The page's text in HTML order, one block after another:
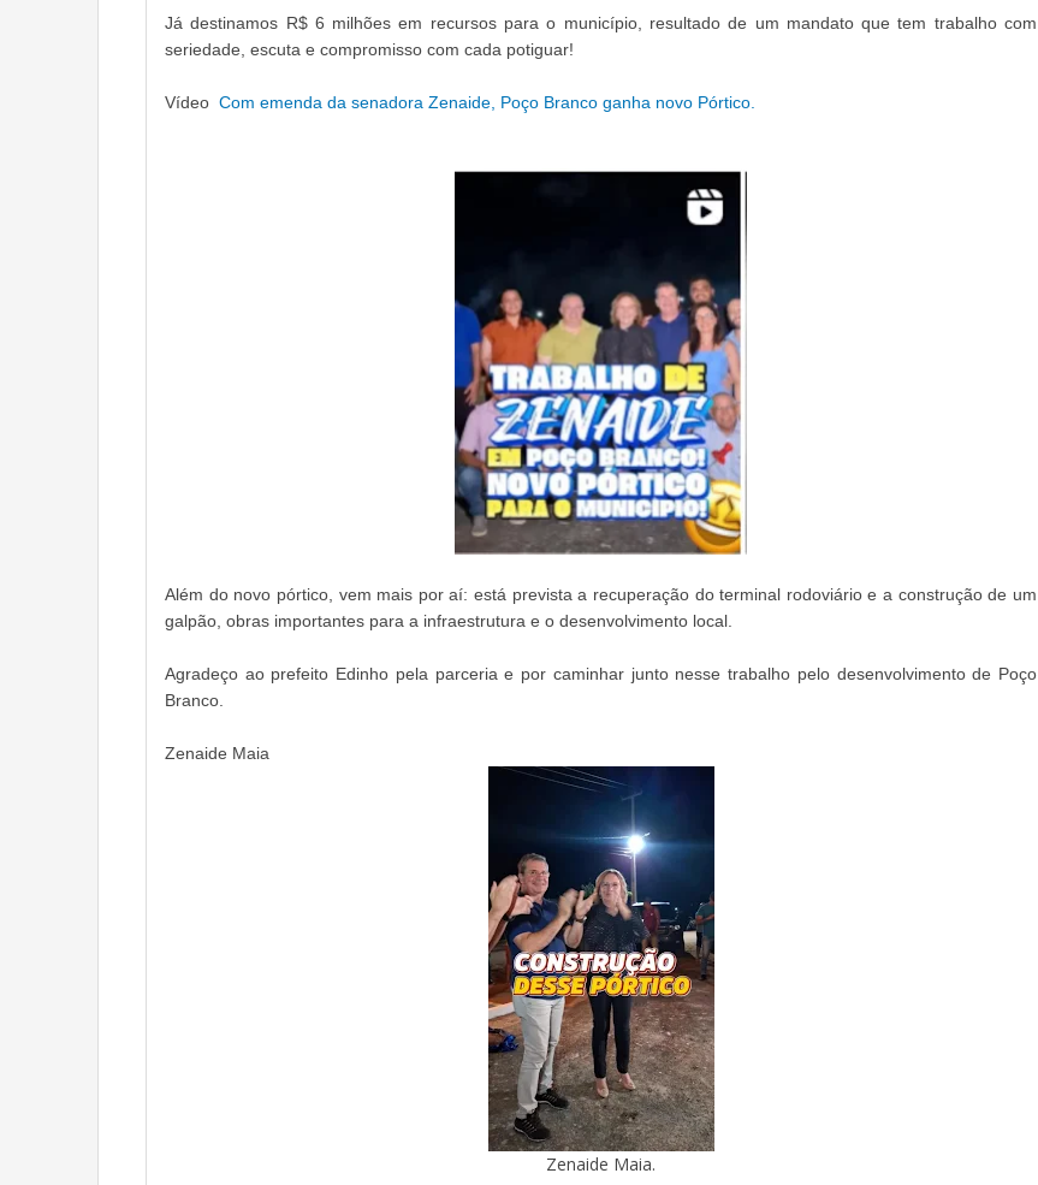
Já destinamos R$ 6 milhões em recursos para o município, resultado de um mandato que tem trabalho com
seriedade, escuta e compromisso com cada potiguar!
Vídeo Com emenda da senadora Zenaide, Poço Branco ganha novo Pórtico.
Além do novo pórtico, vem mais por aí: está prevista a recuperação do terminal rodoviário e a construção de um
galpão, obras importantes para a infraestrutura e o desenvolvimento local.
Agradeço ao prefeito Edinho pela parceria e por caminhar junto nesse trabalho pelo desenvolvimento de Poço
Branco.
Zenaide Maia
Zenaide Maia.